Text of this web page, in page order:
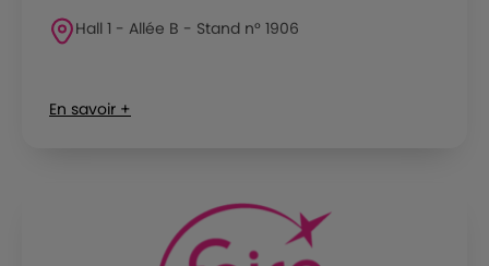
Hall 1 - Allée B - Stand n° 1906
En savoir +